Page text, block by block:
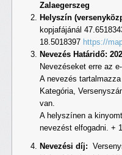
Zalaegerszeg
Helyszín
kopjafájánál
18.5018397 https://
Nevezés Határidő:
Nevezéseket erre az
A nevezés
Kategória,
van.
A helyszínen a
nevezést elfogadni. +
Nevezési díj: